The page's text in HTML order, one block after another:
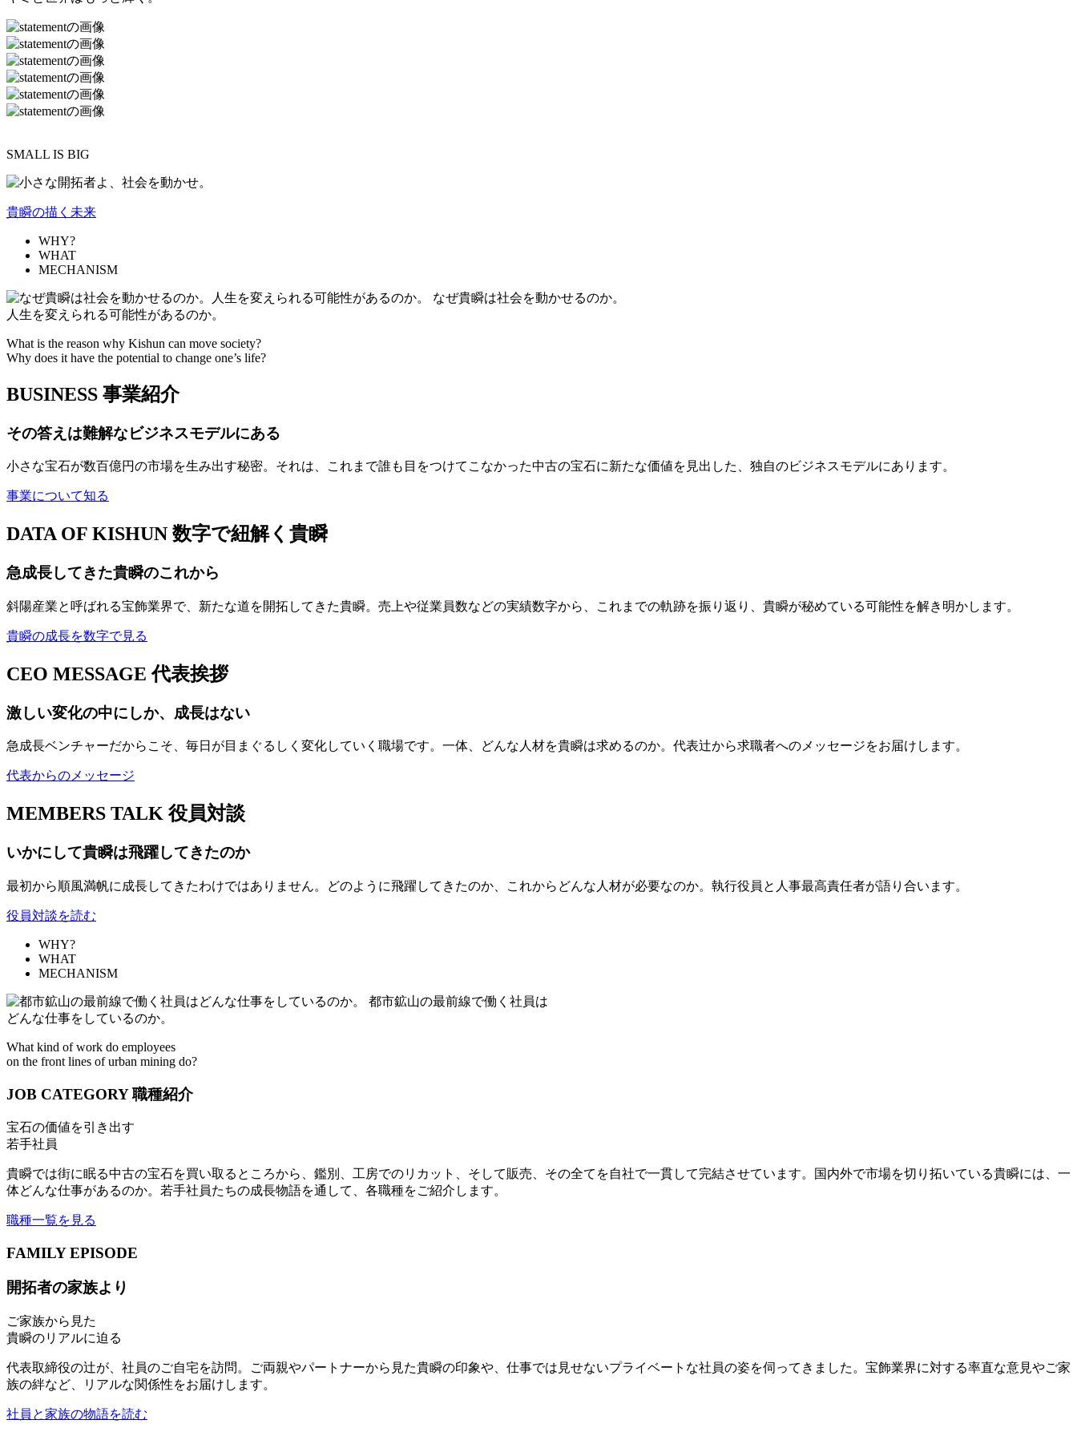
SMALL IS BIG
貴瞬の描く未来
WHY?
WHAT
MECHANISM
なぜ貴瞬は社会を動かせるのか。
人生を変えられる可能性があるのか。
What is the reason why Kishun can move society?
Why does it have the potential to change one’s life?
BUSINESS 事業紹介
その答えは難解なビジネスモデルにある
小さな宝石が数百億円の市場を生み出す秘密。それは、これまで誰も目をつけてこなかった中古の宝石に新たな価値を見出した、独自のビジネスモデルにあります。
事業について知る
DATA OF KISHUN 数字で紐解く貴瞬
急成長してきた貴瞬のこれから
斜陽産業と呼ばれる宝飾業界で、新たな道を開拓してきた貴瞬。売上や従業員数などの実績数字から、これまでの軌跡を振り返り、貴瞬が秘めている可能性を解き明かします。
貴瞬の成長を数字で見る
CEO MESSAGE 代表挨拶
激しい変化の中にしか、成長はない
急成長ベンチャーだからこそ、毎日が目まぐるしく変化していく職場です。一体、どんな人材を貴瞬は求めるのか。代表辻から求職者へのメッセージをお届けします。
代表からのメッセージ
MEMBERS TALK 役員対談
いかにして貴瞬は飛躍してきたのか
最初から順風満帆に成長してきたわけではありません。どのように飛躍してきたのか、これからどんな人材が必要なのか。執行役員と人事最高責任者が語り合います。
役員対談を読む
WHY?
WHAT
MECHANISM
都市鉱山の最前線で働く社員は
どんな仕事をしているのか。
What kind of work do employees
on the front lines of urban mining do?
JOB CATEGORY 職種紹介
宝石の価値を引き出す
若手社員
貴瞬では街に眠る中古の宝石を買い取るところから、鑑別、工房でのリカット、そして販売、その全てを自社で一貫して完結させています。国内外で市場を切り拓いている貴瞬には、一
体どんな仕事があるのか。若手社員たちの成長物語を通して、各職種をご紹介します。
職種一覧を見る
FAMILY EPISODE
開拓者の家族より
ご家族から見た
貴瞬のリアルに迫る
代表取締役の辻が、社員のご自宅を訪問。ご両親やパートナーから見た貴瞬の印象や、仕事では見せないプライベートな社員の姿を伺ってきました。宝飾業界に対する率直な意見やご家
族の絆など、リアルな関係性をお届けします。
社員と家族の物語を読む